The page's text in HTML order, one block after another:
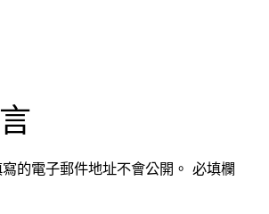
的電子郵件地址不會公開。 必填欄